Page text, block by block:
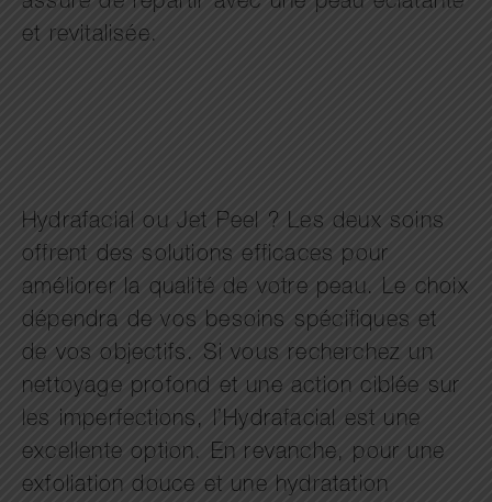
et revitalisée.
Hydrafacial ou Jet Peel ? Les deux soins
offrent des solutions efficaces pour
améliorer la qualité de votre peau. Le choix
dépendra de vos besoins spécifiques et
de vos objectifs. Si vous recherchez un
nettoyage profond et une action ciblée sur
les imperfections, l’Hydrafacial est une
excellente option. En revanche, pour une
exfoliation douce et une hydratation